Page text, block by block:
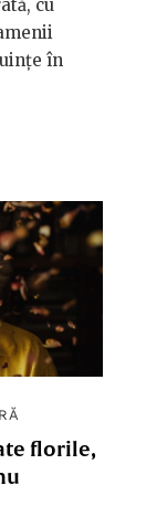
cu
în
florile,